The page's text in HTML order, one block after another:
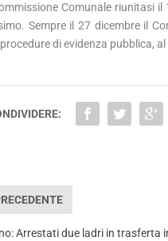
Comunale riunitasi
Sempre il 27 dicembre il
di evidenza pubblica,
Arrestati due ladri in trasferta